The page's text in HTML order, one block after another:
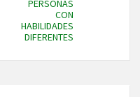
PERSONAS
CON
HABILIDADES
DIFERENTES